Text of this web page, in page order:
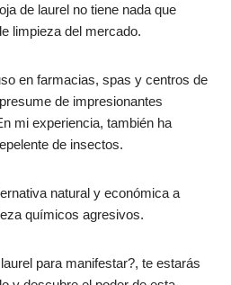
de laurel no tiene nada que
limpieza del mercado.
en farmacias, spas y centros de
de impresionantes
mi experiencia, también ha
de insectos.
natural y económica a
químicos agresivos.
para manifestar?, te estarás